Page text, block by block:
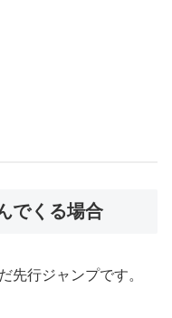
でくる場合
先行ジャンプです。